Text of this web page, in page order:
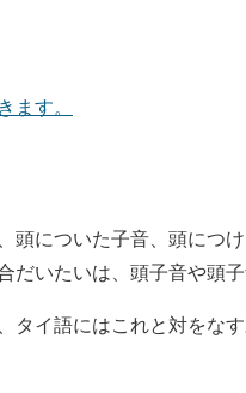
す。
頭についた子音、頭につ
いたいは、頭子音や頭子
タイ語にはこれと対をな